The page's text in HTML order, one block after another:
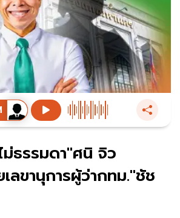
ธรรมดา"ศนิ จิว
ลขานุการผู้ว่ากทม."ชัช